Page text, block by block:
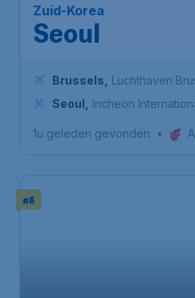
Zuid-Korea
Seoul
Brussels
Luchthaven
Seoul
Incheon
1u geleden gevonden •
#6